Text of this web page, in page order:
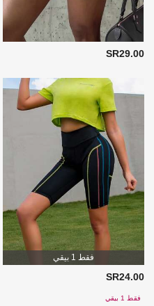
SR29.00
فقط 1 بيقي
SR24.00
فقط 1 بيقي